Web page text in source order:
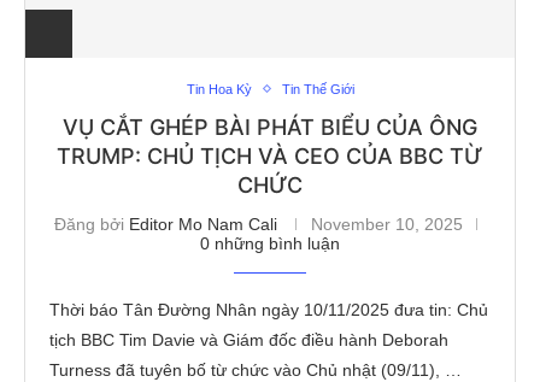
Tin Hoa Kỳ Tin Thế Giới
VỤ CẮT GHÉP BÀI PHÁT BIỂU CỦA ÔNG
TRUMP: CHỦ TỊCH VÀ CEO CỦA BBC TỪ
CHỨC
Đăng bởi Editor Mo Nam Cali
November 10, 2025
0 những bình luận
Thời báo Tân Đường Nhân ngày 10/11/2025 đưa tin: Chủ
tịch BBC Tim Davie và Giám đốc điều hành Deborah
Turness đã tuyên bố từ chức vào Chủ nhật (09/11), …